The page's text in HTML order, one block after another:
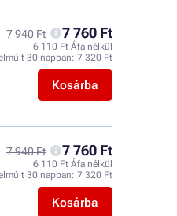
7 940 Ft 7 760 Ft
6 110 Ft Áfa nélkül
30 napban: 7 320 Ft
Kosárba
7 940 Ft 7 760 Ft
6 110 Ft Áfa nélkül
30 napban: 7 320 Ft
Kosárba